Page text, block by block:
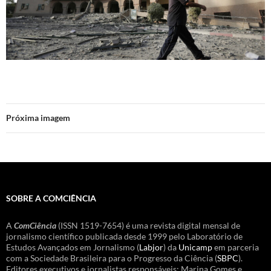
Próxima imagem
SOBRE A COMCIÊNCIA
A ComCiência (ISSN 1519-7654) é uma revista digital mensal de
jornalismo científico publicada desde 1999 pelo Laboratório de
Estudos Avançados em Jornalismo (Labjor) da Unicampem parceria
com a Sociedade Brasileira para o Progresso da Ciência (SBPC).
Editores executivos e jornalistas responsáveis: Marina Gomes e